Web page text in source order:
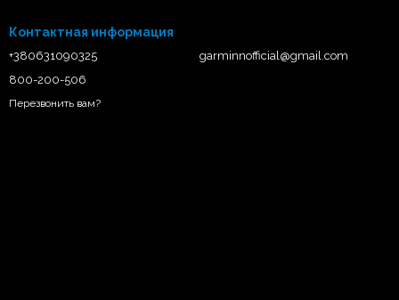
Контактная информация
+380631090325
800-200-506
Перезвонить вам?
garminnofficial@gmail.com